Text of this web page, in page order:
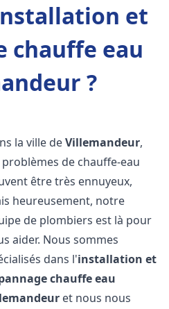
et
chauffe eau
?
la ville deVillemandeur,
problèmes de chauffe-eau
être très ennuyeux,
heureusement, notre
de plombiers est là pour
aider. Nous sommes
dans l'installation et
chauffe eau
et nous nous